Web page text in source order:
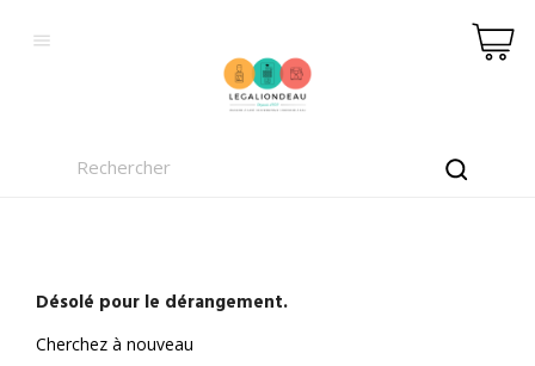

Désolé pour le dérangement.
Cherchez à nouveau